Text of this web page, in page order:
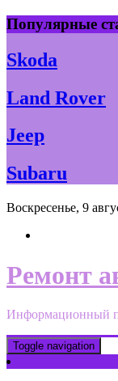
Skip
to
content
Популярные
Skoda
Land Rover
Jeep
Subaru
Воскресенье, 9
Ремонт
Информационный
Toggle navigation